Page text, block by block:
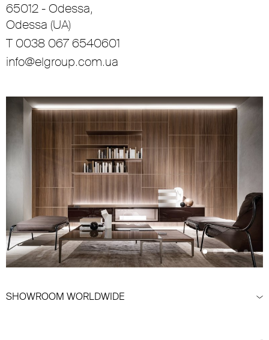
65012 - Odessa,
Odessa (UA)
T 0038 067 6540601
info@elgroup.com.ua
SHOWROOM WORLDWIDE